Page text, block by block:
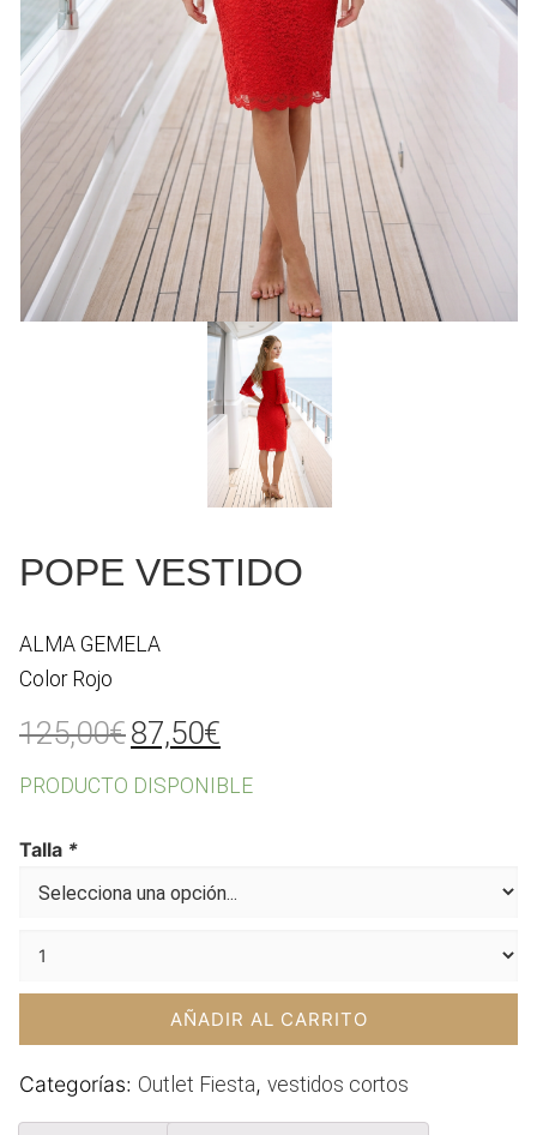
POPE VESTIDO
ALMA GEMELA
Color Rojo
125,00€El
original
87,50€
actual
PRODUCTO DISPONIBLE
Talla *
AÑADIR AL CARRITO
Categorías: Outlet Fiesta, vestidos cortos